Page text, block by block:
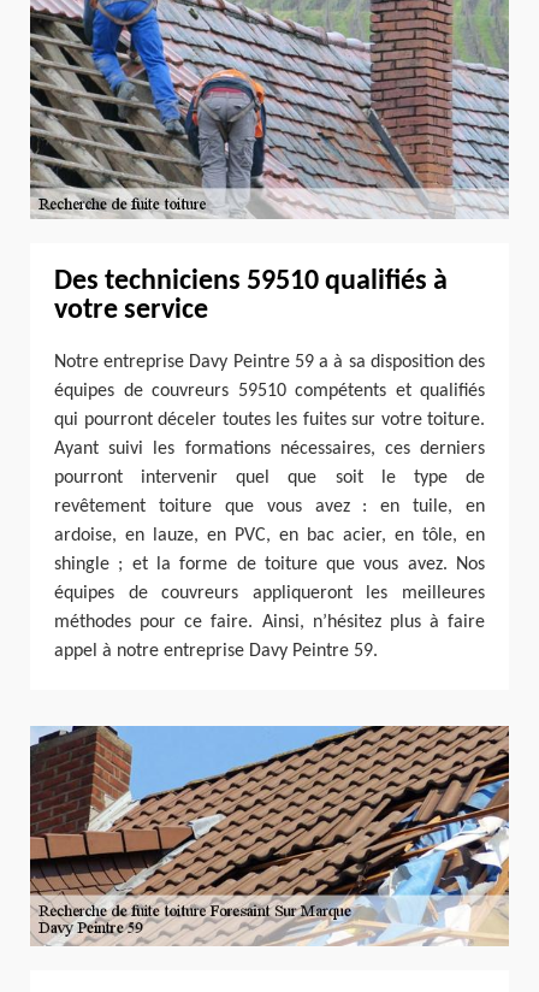
Des techniciens 59510 qualifiés à
votre service
Notre entreprise Davy Peintre 59 a à sa disposition des
équipes de couvreurs 59510 compétents et qualifiés
qui pourront déceler toutes les fuites sur votre toiture.
Ayant suivi les formations nécessaires, ces derniers
pourront intervenir quel que soit le type de
revêtement toiture que vous avez : en tuile, en
ardoise, en lauze, en PVC, en bac acier, en tôle, en
shingle ; et la forme de toiture que vous avez. Nos
équipes de couvreurs appliqueront les meilleures
méthodes pour ce faire. Ainsi, n’hésitez plus à faire
appel à notre entreprise Davy Peintre 59.